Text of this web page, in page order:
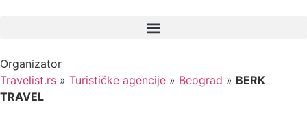
Organizator
Travelist.rs » Turističke agencije » Beograd » BERK
TRAVEL